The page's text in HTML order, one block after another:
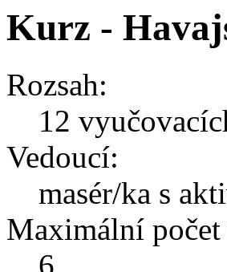
Kurz -
Rozsah:
12
Vedoucí:
masér/ka s
Maximální počet
6